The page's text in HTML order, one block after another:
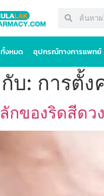
งหมด อุปกรณ์ทางการแพทย์
บ: การตั้ง
กของริดสีดว